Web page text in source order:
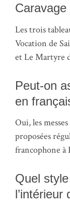
Les trois
Vocation de
et Le Martyre
Peut-on
en
Oui, les
proposées
francophone à
Quel
l’intérieur